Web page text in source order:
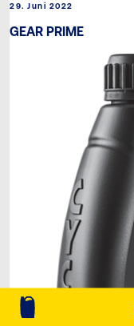
29. Juni 2022
GEAR PRIME